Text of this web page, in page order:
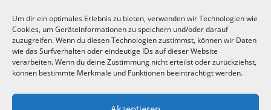
Um dir ein optimales Erlebnis zu bieten, verwenden wir Technologien wie
Cookies, um Geräteinformationen zu speichern und/oder darauf
zuzugreifen. Wenn du diesen Technologien zustimmst, können wir Daten
wie das Surfverhalten oder eindeutige IDs auf dieser Website
verarbeiten. Wenn du deine Zustimmung nicht erteilst oder zurückziehst,
können bestimmte Merkmale und Funktionen beeinträchtigt werden.
Kontakt
Impressum